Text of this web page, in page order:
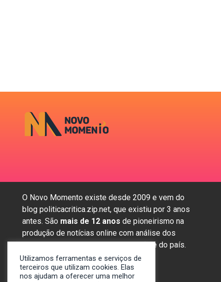
O Novo Momento existe desde 2009 e vem do
blog politicacritica.zip.net, que existiu por 3 anos
antes. São mais de 12 anos de pioneirismo na
produção de notícias online com análise dos
assuntos mais importantes da região e do país.
Sobre nós
Utilizamos ferramentas e serviços de
terceiros que utilizam cookies. Elas
nos ajudam a oferecer uma melhor